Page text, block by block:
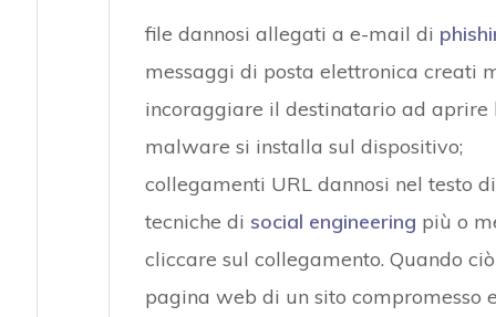
file dannosi allegati a e-mail di
messaggi di posta elettronica creati
incoraggiare il destinatario ad aprire
malware si installa sul dispositivo;
collegamenti URL dannosi nel testo
tecniche di social engineering più o
cliccare sul collegamento. Quando
pagina web di un sito compromesso